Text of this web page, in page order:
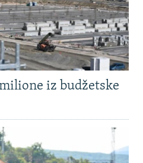
iz budžetske